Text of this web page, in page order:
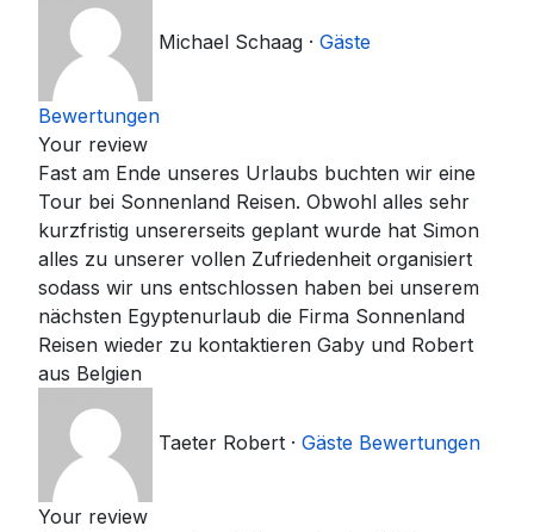
Michael Schaag · Gäste
Bewertungen
Your review
Fast am Ende unseres Urlaubs buchten wir eine
Tour bei Sonnenland Reisen. Obwohl alles sehr
kurzfristig unsererseits geplant wurde hat Simon
alles zu unserer vollen Zufriedenheit organisiert
sodass wir uns entschlossen haben bei unserem
nächsten Egyptenurlaub die Firma Sonnenland
Reisen wieder zu kontaktieren Gaby und Robert
aus Belgien
Taeter Robert · Gäste Bewertungen
Your review